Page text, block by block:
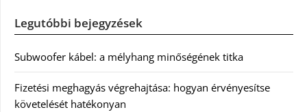
Legutóbbi bejegyzések
Subwoofer kábel: a mélyhang minőségének titka
Fizetési meghagyás végrehajtása: hogyan érvényesítse
követelését hatékonyan